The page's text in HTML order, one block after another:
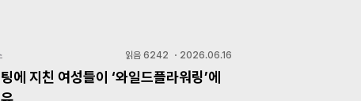
읽음 6242 ・ 2026.06.16
에 지친 여성들이 ‘와일드플라워링’에